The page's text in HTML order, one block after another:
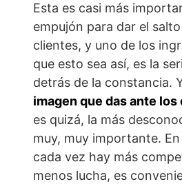
Esta es casi más
empujón para dar el
clientes, y uno de los
que esto sea así, es la
detrás de la constancia.
imagen que das ante
es quizá, la más
muy, muy importante.
cada vez hay más
menos lucha, es